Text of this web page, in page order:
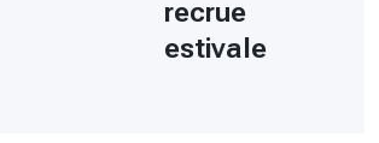
recrue
estivale